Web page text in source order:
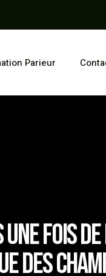
Parieur
fois
des